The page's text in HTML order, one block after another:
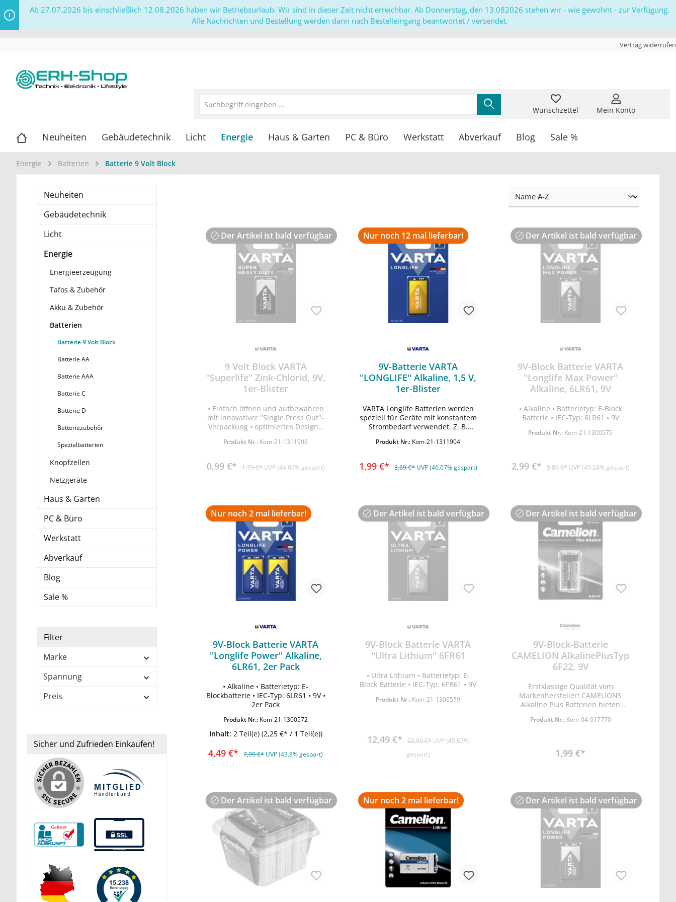
Ab 27.07.2026 bis einschließlich 12.08.2026 haben wir Betriebsurlaub. Wir sind in dieser Zeit nicht erreichbar. Ab Donnerstag, den 13.082026 stehen wir - wie gewohnt - zur Verfügung.
Alle Nachrichten und Bestellung werden dann nach Bestelleingang beantwortet / versendet.
Vertrag widerrufen
Wunschzettel Mein Konto
Neuheiten Gebäudetechnik Licht Energie Haus & Garten PC & Büro Werkstatt Abverkauf Blog Sale %
Energie Batterien Batterie 9 Volt Block
Neuheiten
Gebäudetechnik
Licht
Energie
Energieerzeugung
Tafos & Zubehör
Akku & Zubehör
Batterien
Batterie 9 Volt Block
Batterie AA
Batterie AAA
Batterie C
Batterie D
Batteriezubehör
Spezialbatterien
Knopfzellen
Netzgeräte
Haus & Garten
PC & Büro
Werkstatt
Abverkauf
Blog
Sale %
Filter
Marke
Spannung
Preis
Sicher und Zufrieden Einkaufen!
Der Artikel ist bald verfügbar
9 Volt Block VARTA
''Superlife'' Zink-Chlorid, 9V,
1er-Blister
• Einfach öffnen und aufbewahren
mit innovativer ''Single Press Out''-
Verpackung • optimiertes Design •
energiehungrige Anwendungen •
Triple-Energy
Produkt Nr.: Kom-21-1311906
0,99 €* 1,79 €* UVP (44.69% gespart)
Nur noch 12 mal lieferbar!
9V-Batterie VARTA
''LONGLIFE'' Alkaline, 1,5 V,
1er-Blister
VARTA Longlife Batterien werden
speziell für Geräte mit konstantem
Strombedarf verwendet. Z. B.
etc.
Produkt Nr.: Kom-21-1311904
1,99 €* 3,69 €* UVP (46.07% gespart)
In den Warenkorb
Der Artikel ist bald verfügbar
9V-Block Batterie VARTA
''Longlife Max Power''
Alkaline, 6LR61, 9V
• Alkaline • Batterietyp: E-Block
Batterie • IEC-Typ: 6LR61 • 9V
Produkt Nr.: Kom-21-1300575
2,99 €* 5,89 €* UVP (49.24% gespart)
Nur noch 2 mal lieferbar!
9V-Block Batterie VARTA
''Longlife Power'' Alkaline,
6LR61, 2er Pack
• Alkaline • Batterietyp: E-
Blockbatterie • IEC-Typ: 6LR61 • 9V •
2er Pack
Produkt Nr.: Kom-21-1300572
Inhalt: 2 Teil(e) (2,25 €* / 1 Teil(e))
4,49 €* 7,99 €* UVP (43.8% gespart)
In den Warenkorb
Der Artikel ist bald verfügbar
9V-Block Batterie VARTA
''Ultra Lithium'' 6FR61
• Ultra Lithium • Batterietyp: E-
Block Batterie • IEC-Typ: 6FR61 • 9V
Produkt Nr.: Kom-21-1300579
12,49 €* 22,99 €* UVP (45.67%
gespart)
Der Artikel ist bald verfügbar
9V-Block-Batterie
CAMELION AlkalinePlusTyp
6F22, 9V
Erstklassige Qualität vom
Markenhersteller! CAMELIONS
Alkaline Plus Batterien bieten
sind bei 0% Cadmium und
Produkt Nr.: Kom-04-017770
1,99 €*
Der Artikel ist bald verfügbar Nur noch 2 mal lieferbar! Der Artikel ist bald verfügbar